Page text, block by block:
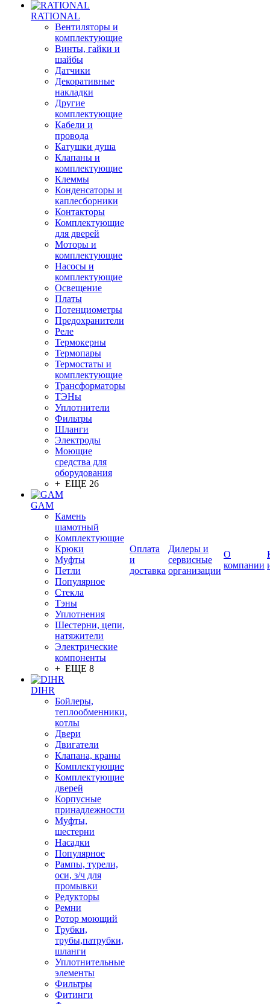
RATIONAL
Вентиляторы и
комплектующие
Винты, гайки и
шайбы
Датчики
Декоративные
накладки
Другие
комплектующие
Кабели и
провода
Катушки душа
Клапаны и
комплектующие
Клеммы
Конденсаторы и
каплесборники
Контакторы
Комплектующие
для дверей
Моторы и
комплектующие
Насосы и
комплектующие
Освещение
Платы
Потенциометры
Предохранители
Реле
Термокерны
Термопары
Термостаты и
комплектующие
Трансформаторы
ТЭНы
Уплотнители
Фильтры
Шланги
Электроды
Моющие
средства для
оборудования
+ ЕЩЕ 26
GAM
Камень
шамотный
Комплектующие
Крюки
Муфты
Петли
Популярное
Стекла
Тэны
Уплотнения
Шестерни, цепи,
натяжители
Электрические
компоненты
+ ЕЩЕ 8
DIHR
Бойлеры,
теплообменники,
котлы
Двери
Двигатели
Клапана, краны
Комплектующие
Комплектующие
дверей
Корпусные
принадлежности
Муфты,
шестерни
Насадки
Популярное
Рампы, турели,
оси, з/ч для
промывки
Редукторы
Ремни
Ротор моющий
Трубки,
трубы,патрубки,
шланги
Уплотнительные
элементы
Фильтры
Фитинги
Оплата
и
доставка
Дилеры и
сервисные
организации
О
компании